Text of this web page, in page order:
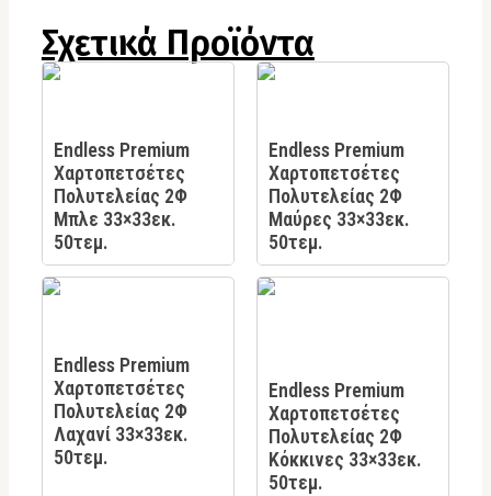
Σχετικά Προϊόντα
Endless Premium
Χαρτοπετσέτες
Πολυτελείας 2Φ
Μπλε 33×33εκ.
50τεμ.
Endless Premium
Χαρτοπετσέτες
Πολυτελείας 2Φ
Μαύρες 33×33εκ.
50τεμ.
Endless Premium
Χαρτοπετσέτες
Πολυτελείας 2Φ
Λαχανί 33×33εκ.
50τεμ.
Endless Premium
Χαρτοπετσέτες
Πολυτελείας 2Φ
Κόκκινες 33×33εκ.
50τεμ.